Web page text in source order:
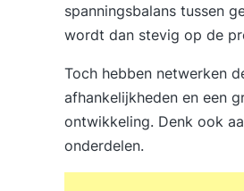
spanningsbalans tussen
wordt dan stevig op de
Toch hebben netwerken
afhankelijkheden en een
ontwikkeling. Denk ook
onderdelen.